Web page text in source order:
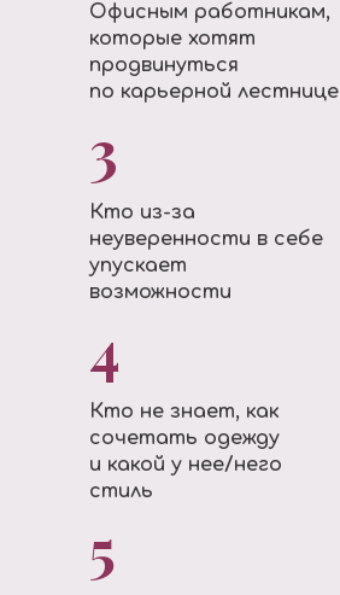
Кто из-за
неуверенности в себе
упускает
возможности
Кто не знает, как
сочетать одежду
и какой у нее/него
стиль
4
5
3
Офисным работникам,
которые хотят
продвинуться
по карьерной лестнице